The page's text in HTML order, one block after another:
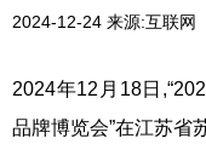
2024-12-24 来源:互联网
2024年12月18日
品牌博览会”在江苏省